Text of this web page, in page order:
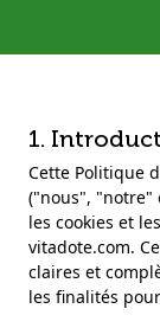
1.
Cette Politique
("nous", "notre"
les cookies et
vitadote.com.
claires et
les finalités